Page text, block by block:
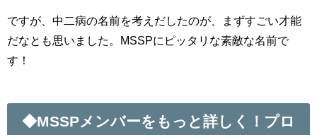
ですが、中二病の名前を考えだしたのが、まずすごい才能
だなとも思いました。MSSPにピッタリな素敵な名前で
す！
◆MSSPメンバーをもっと詳しく！プロ